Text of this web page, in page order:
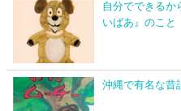
自分でできるか
いばあ』のこと
沖縄で有名な昔